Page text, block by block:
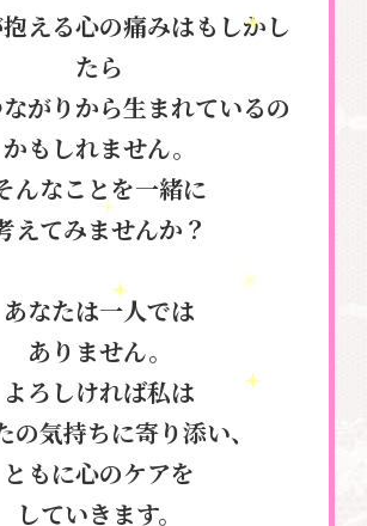
える心の痛みはもしかし
たら
がりから生まれているの
かもしれません。
んなことを一緒に
えてみませんか？
あなたは一人では
ありません。
よろしければ私は
の気持ちに寄り添い、
ともに心のケアを
していきます。